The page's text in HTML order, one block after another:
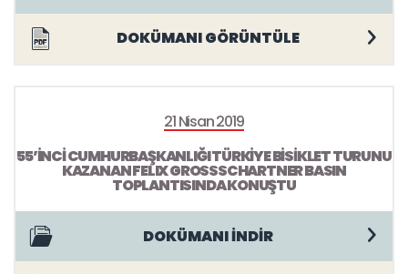
DOKÜMANI GÖRÜNTÜLE
21 Nisan 2019
55’İNCİ CUMHURBAŞKANLIĞI TÜRKİYE BİSİKLET TURUNU
KAZANAN FELIX GROSSSCHARTNER BASIN
TOPLANTISINDA KONUŞTU
DOKÜMANI İNDİR